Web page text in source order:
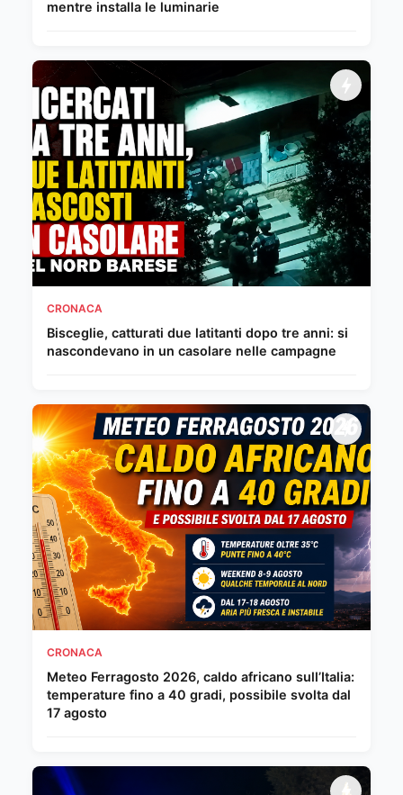
mentre installa le luminarie
CRONACA
Bisceglie, catturati due latitanti dopo tre anni: si
nascondevano in un casolare nelle campagne
CRONACA
Meteo Ferragosto 2026, caldo africano sull’Italia:
temperature fino a 40 gradi, possibile svolta dal
17 agosto